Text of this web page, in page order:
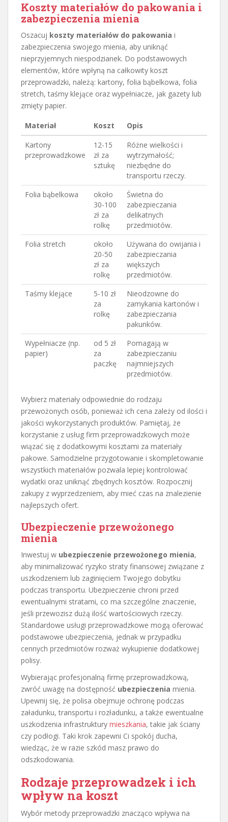
Koszty materiałów do pakowania i
zabezpieczenia mienia
Oszacuj koszty materiałów do pakowania i
zabezpieczenia swojego mienia, aby uniknąć
nieprzyjemnych niespodzianek. Do podstawowych
elementów, które wpłyną na całkowity koszt
przeprowadzki, należą: kartony, folia bąbelkowa, folia
stretch, taśmy klejące oraz wypełniacze, jak gazety lub
zmięty papier.
Materiał Koszt
Opis
Kartony
przeprowadzkowe
12-15
zł za
sztukę
Różne wielkości i
wytrzymałość;
niezbędne do
transportu rzeczy.
Folia bąbelkowa
około
30-100
zł za
rolkę
Świetna do
zabezpieczania
delikatnych
przedmiotów.
Folia stretch
około
20-50
zł za
rolkę
Używana do owijania i
zabezpieczania
większych
przedmiotów.
Taśmy klejące
5-10 zł
za
rolkę
Nieodzowne do
zamykania kartonów i
zabezpieczania
pakunków.
Wypełniacze (np.
papier)
od 5 zł
za
paczkę
Pomagają w
zabezpieczaniu
najmniejszych
przedmiotów.
Wybierz materiały odpowiednie do rodzaju
przewożonych osób, ponieważ ich cena zależy od ilości i
jakości wykorzystanych produktów. Pamiętaj, że
korzystanie z usług firm przeprowadzkowych może
wiązać się z dodatkowymi kosztami za materiały
pakowe. Samodzielne przygotowanie i skompletowanie
wszystkich materiałów pozwala lepiej kontrolować
wydatki oraz uniknąć zbędnych kosztów. Rozpocznij
zakupy z wyprzedzeniem, aby mieć czas na znalezienie
najlepszych ofert.
Ubezpieczenie przewożonego
mienia
Inwestuj w ubezpieczenie przewożonego mienia,
aby minimalizować ryzyko straty finansowej związane z
uszkodzeniem lub zaginięciem Twojego dobytku
podczas transportu. Ubezpieczenie chroni przed
ewentualnymi stratami, co ma szczególne znaczenie,
jeśli przewozisz dużą ilość wartościowych rzeczy.
Standardowe usługi przeprowadzkowe mogą oferować
podstawowe ubezpieczenia, jednak w przypadku
cennych przedmiotów rozważ wykupienie dodatkowej
polisy.
Wybierając profesjonalną firmę przeprowadzkową,
zwróć uwagę na dostępność ubezpieczenia mienia.
Upewnij się, że polisa obejmuje ochronę podczas
załadunku, transportu i rozładunku, a także ewentualne
uszkodzenia infrastruktury mieszkania, takie jak ściany
czy podłogi. Taki krok zapewni Ci spokój ducha,
wiedząc, że w razie szkód masz prawo do
odszkodowania.
Rodzaje przeprowadzek i ich
wpływ na koszt
Wybór metody przeprowadzki znacząco wpływa na